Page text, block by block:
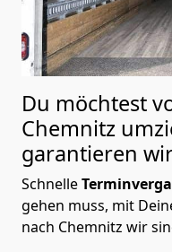
Du möchtest
Chemnitz
garantieren
Schnelle
gehen muss, mit
nach Chemnitz wir